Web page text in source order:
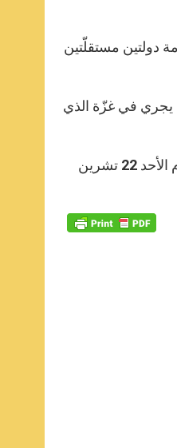
دولتين مستقلّتين
إزاء ما يجري في غزّة الذي
هذا وقد أطلق البابا مرارًا وتكرارًا دعوات من أجل السلام في الشرق الأوسط، وأجرى محادثة هاتفية يوم الأحد 22 تشرين